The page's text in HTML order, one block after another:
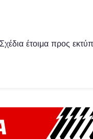
Σχέδια έτοιμα προς